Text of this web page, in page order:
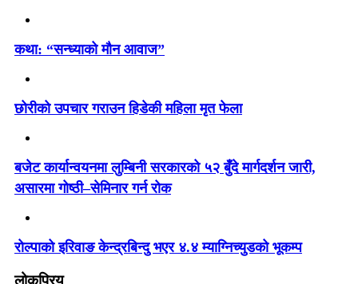
कथा: “सन्ध्याको मौन आवाज”
छोरीको उपचार गराउन हिडेकी महिला मृत फेला
बजेट कार्यान्वयनमा लुम्बिनी सरकारको ५२ बुँदे मार्गदर्शन जारी,
असारमा गोष्ठी–सेमिनार गर्न रोक
रोल्पाको इरिवाङ केन्द्रबिन्दु भएर ४.४ म्याग्निच्युडको भूकम्प